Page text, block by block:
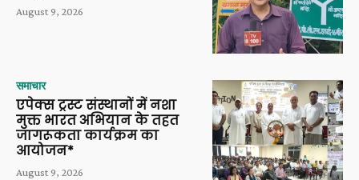
August 9, 2026
समाचार
एपेक्स ट्रस्ट संस्थानों में नशा
मुक्त भारत अभियान के तहत
जागरूकता कार्यक्रम का
आयोजन*
August 9, 2026